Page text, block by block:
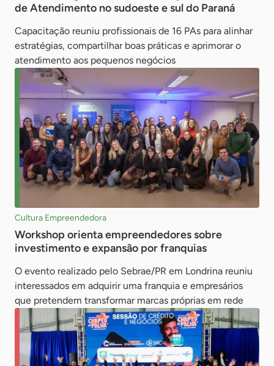
de Atendimento no sudoeste e sul do Paraná
Capacitação reuniu profissionais de 16 PAs para alinhar
estratégias, compartilhar boas práticas e aprimorar o
atendimento aos pequenos negócios
Cultura Empreendedora
Workshop orienta empreendedores sobre
investimento e expansão por franquias
O evento realizado pelo Sebrae/PR em Londrina reuniu
interessados em adquirir uma franquia e empresários
que pretendem transformar marcas próprias em rede